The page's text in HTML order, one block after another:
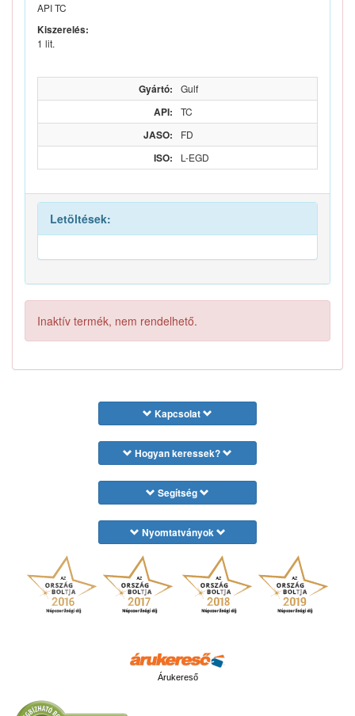
API TC
Kiszerelés:
1 lit.
Gyártó: Gulf
API: TC
JASO: FD
ISO: L-EGD
Letöltések:
Inaktív termék, nem rendelhető.
Kapcsolat
Hogyan keressek?
Segítség
Nyomtatványok
Árukereső